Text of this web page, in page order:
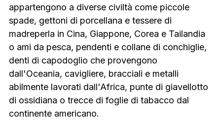
appartengono a diverse civiltà come piccole
spade, gettoni di porcellana e tessere di
madreperla in Cina, Giappone, Corea e Tailandia
o ami da pesca, pendenti e collane di conchiglie,
denti di capodoglio che provengono
dall'Oceania, cavigliere, bracciali e metalli
abilmente lavorati dall'Africa, punte di giavellotto
di ossidiana o trecce di foglie di tabacco dal
continente americano.